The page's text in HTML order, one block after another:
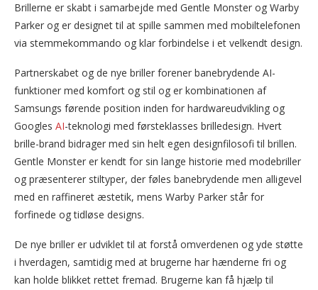
Brillerne er skabt i samarbejde med Gentle Monster og Warby
Parker og er designet til at spille sammen med mobiltelefonen
via stemmekommando og klar forbindelse i et velkendt design.
Partnerskabet og de nye briller forener banebrydende AI-
funktioner med komfort og stil og er kombinationen af
Samsungs førende position inden for hardwareudvikling og
Googles AI-teknologi med førsteklasses brilledesign. Hvert
brille-brand bidrager med sin helt egen designfilosofi til brillen.
Gentle Monster er kendt for sin lange historie med modebriller
og præsenterer stiltyper, der føles banebrydende men alligevel
med en raffineret æstetik, mens Warby Parker står for
forfinede og tidløse designs.
De nye briller er udviklet til at forstå omverdenen og yde støtte
i hverdagen, samtidig med at brugerne har hænderne fri og
kan holde blikket rettet fremad. Brugerne kan få hjælp til